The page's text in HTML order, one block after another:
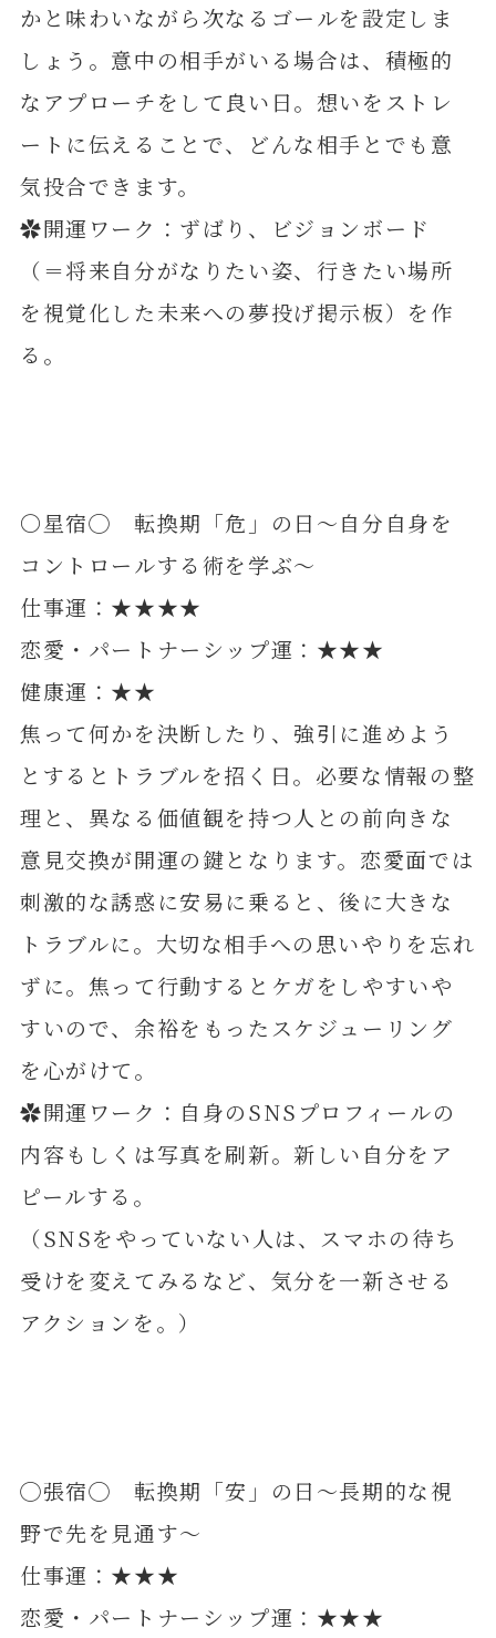
かと味わいながら次なるゴールを設定しま
しょう。意中の相手がいる場合は、積極的
なアプローチをして良い日。想いをストレ
ートに伝えることで、どんな相手とでも意
気投合できます。
✿開運ワーク：ずばり、ビジョンボード
（＝将来自分がなりたい姿、行きたい場所
を視覚化した未来への夢投げ掲示板）を作
る。
〇星宿◯ 転換期「危」の日～自分自身を
コントロールする術を学ぶ～
仕事運：★★★★
恋愛・パートナーシップ運：★★★
健康運：★★
焦って何かを決断したり、強引に進めよう
とするとトラブルを招く日。必要な情報の整
理と、異なる価値観を持つ人との前向きな
意見交換が開運の鍵となります。恋愛面では
刺激的な誘惑に安易に乗ると、後に大きな
トラブルに。大切な相手への思いやりを忘れ
ずに。焦って行動するとケガをしやすいや
すいので、余裕をもったスケジューリング
を心がけて。
✿開運ワーク：自身のSNSプロフィールの
内容もしくは写真を刷新。新しい自分をア
ピールする。
（SNSをやっていない人は、スマホの待ち
受けを変えてみるなど、気分を一新させる
アクションを。）
◯張宿◯ 転換期「安」の日～長期的な視
野で先を見通す～
仕事運：★★★
恋愛・パートナーシップ運：★★★